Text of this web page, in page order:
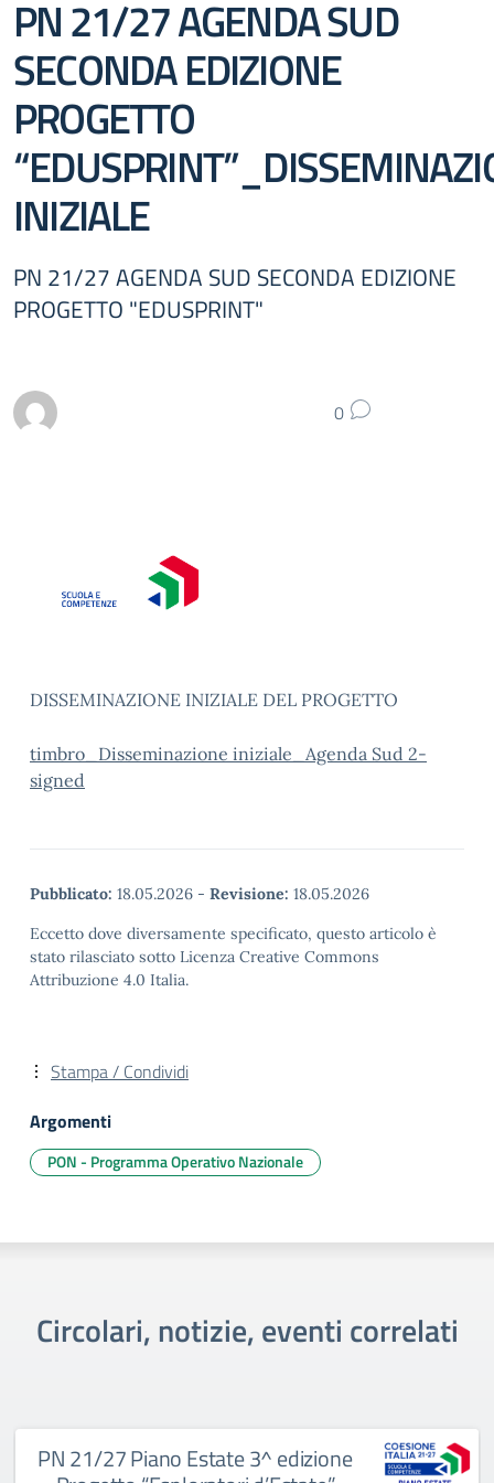
PN 21/27 AGENDA SUD
SECONDA EDIZIONE
PROGETTO
INIZIALE
PN 21/27 AGENDA SUD SECONDA EDIZIONE
PROGETTO "EDUSPRINT"
0
DISSEMINAZIONE INIZIALE DEL PROGETTO
timbro_Disseminazione iniziale_Agenda Sud 2-
signed
Pubblicato: 18.05.2026 - Revisione: 18.05.2026
Eccetto dove diversamente specificato, questo articolo è
stato rilasciato sotto Licenza Creative Commons
Attribuzione 4.0 Italia.
Stampa / Condividi
Argomenti
PON - Programma Operativo Nazionale
Circolari, notizie, eventi correlati
PN 21/27 Piano Estate 3^ edizione